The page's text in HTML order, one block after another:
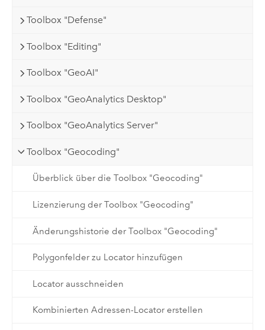
Toolbox "Defense"
Toolbox "Editing"
Toolbox "GeoAI"
Toolbox "GeoAnalytics Desktop"
Toolbox "GeoAnalytics Server"
Toolbox "Geocoding"
Überblick über die Toolbox "Geocoding"
Lizenzierung der Toolbox "Geocoding"
Änderungshistorie der Toolbox "Geocoding"
Polygonfelder zu Locator hinzufügen
Locator ausschneiden
Kombinierten Adressen-Locator erstellen